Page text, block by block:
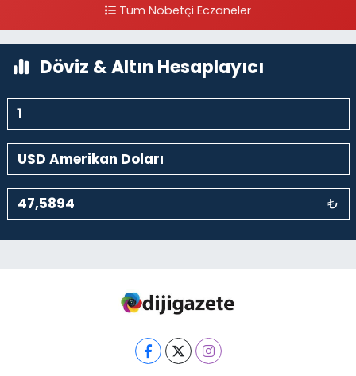
Tüm Nöbetçi Eczaneler
Döviz & Altın Hesaplayıcı
₺